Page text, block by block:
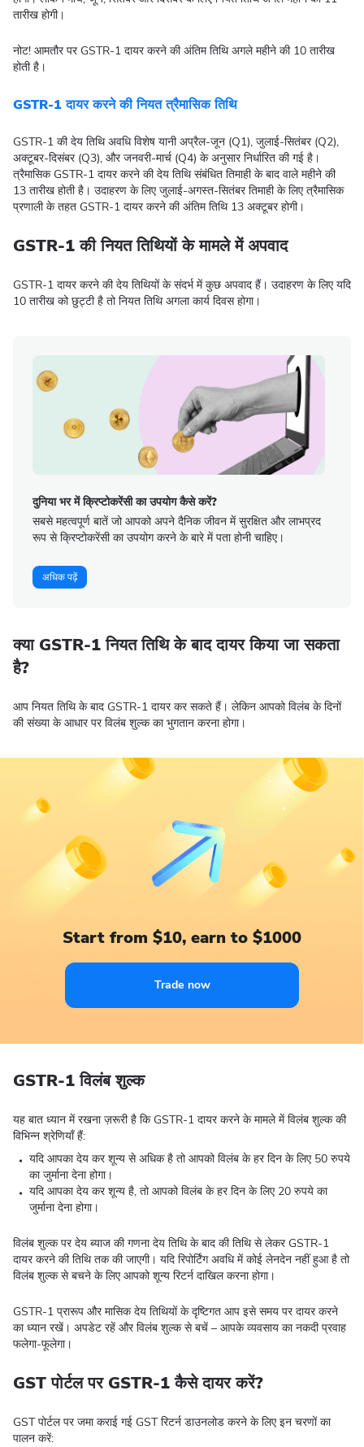
तारीख होगी।
नोट! आमतौर पर GSTR-1 दायर करने की अंतिम तिथि अगले महीने की 10 तारीख
होती है।
GSTR-1 दायर करने की नियत त्रैमासिक तिथि
GSTR-1 की देय तिथि अवधि विशेष यानी अप्रैल-जून (Q1), जुलाई-सितंबर (Q2),
अक्टूबर-दिसंबर (Q3), और जनवरी-मार्च (Q4) के अनुसार निर्धारित की गई है।
त्रैमासिक GSTR-1 दायर करने की देय तिथि संबंधित तिमाही के बाद वाले महीने की
13 तारीख होती है। उदाहरण के लिए जुलाई-अगस्त-सितंबर तिमाही के लिए त्रैमासिक
प्रणाली के तहत GSTR-1 दायर करने की अंतिम तिथि 13 अक्टूबर होगी।
GSTR-1 की नियत तिथियों के मामले में अपवाद
GSTR-1 दायर करने की देय तिथियों के संदर्भ में कुछ अपवाद हैं। उदाहरण के लिए यदि
10 तारीख को छुट्टी है तो नियत तिथि अगला कार्य दिवस होगा।
दुनिया भर में क्रिप्टोकरेंसी का उपयोग कैसे करें?
सबसे महत्वपूर्ण बातें जो आपको अपने दैनिक जीवन में सुरक्षित और लाभप्रद
रूप से क्रिप्टोकरेंसी का उपयोग करने के बारे में पता होनी चाहिए।
अधिक पढ़ें
क्या GSTR-1 नियत तिथि के बाद दायर किया जा सकता
है?
आप नियत तिथि के बाद GSTR-1 दायर कर सकते हैं। लेकिन आपको विलंब के दिनों
की संख्या के आधार पर विलंब शुल्क का भुगतान करना होगा।
Start from $10, earn to $1000
Trade now
GSTR-1 विलंब शुल्क
यह बात ध्यान में रखना ज़रूरी है कि GSTR-1 दायर करने के मामले में विलंब शुल्क की
विभिन्न श्रेणियाँ हैं:
यदि आपका देय कर शून्य से अधिक है तो आपको विलंब के हर दिन के लिए 50 रुपये
का जुर्माना देना होगा।
यदि आपका देय कर शून्य है, तो आपको विलंब के हर दिन के लिए 20 रुपये का
जुर्माना देना होगा।
विलंब शुल्क पर देय ब्याज की गणना देय तिथि के बाद की तिथि से लेकर GSTR-1
दायर करने की तिथि तक की जाएगी। यदि रिपोर्टिंग अवधि में कोई लेनदेन नहीं हुआ है तो
विलंब शुल्क से बचने के लिए आपको शून्य रिटर्न दाखिल करना होगा।
GSTR-1 प्रारूप और मासिक देय तिथियों के दृष्टिगत आप इसे समय पर दायर करने
का ध्यान रखें। अपडेट रहें और विलंब शुल्क से बचें – आपके व्यवसाय का नकदी प्रवाह
फलेगा-फूलेगा।
GST पोर्टल पर GSTR-1 कैसे दायर करें?
GST पोर्टल पर जमा कराई गई GST रिटर्न डाउनलोड करने के लिए इन चरणों का
पालन करें: